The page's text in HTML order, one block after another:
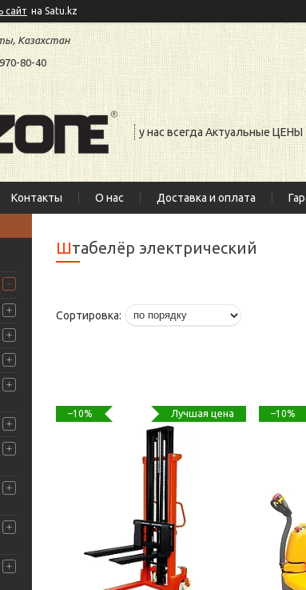
сайт на Satu.kz
Казахстан
80-40
у нас всегда Актуальные ЦЕНЫ
Контакты О нас Доставка и оплата
Штабелёр электрический
–10% Лучшая цена –10%